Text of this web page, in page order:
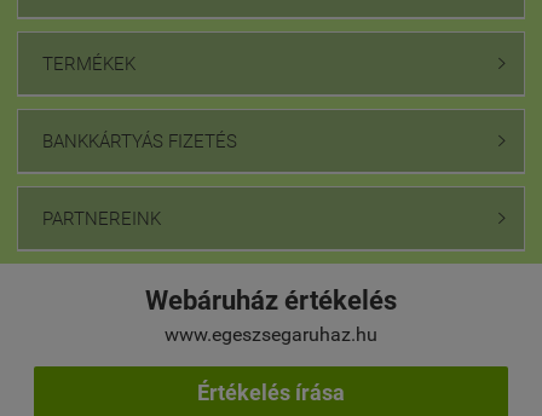
TERMÉKEK 
BANKKÁRTYÁS FIZETÉS 
PARTNEREINK 
Webáruház értékelés
www.egeszsegaruhaz.hu
Értékelés írása